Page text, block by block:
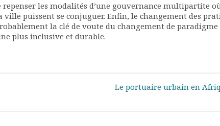
les modalités d’une gouvernance multipartite
ville puissent se conjuguer. Enfin, le changement des
la clé de voute du changement de
plus inclusive et durable.
Le portuaire urbain en